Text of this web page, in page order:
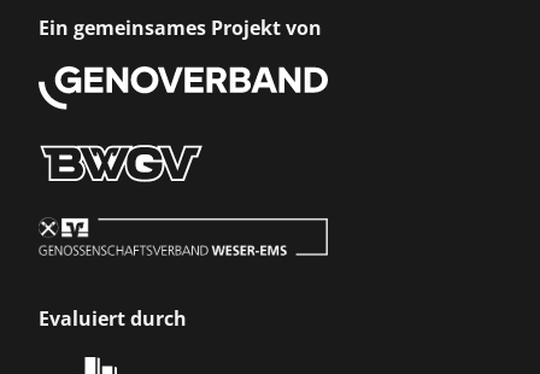
Ein gemeinsames Projekt von
Evaluiert durch